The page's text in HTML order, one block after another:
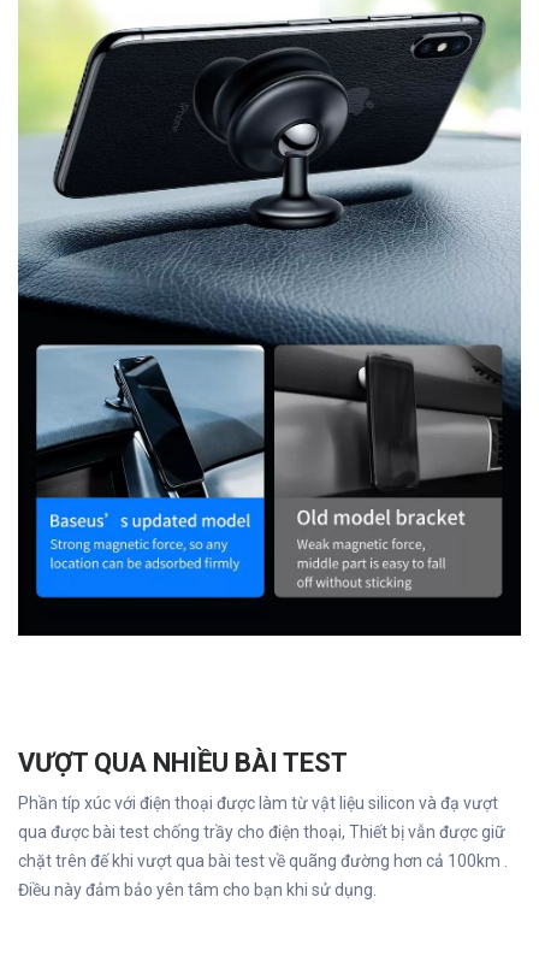
VƯỢT QUA NHIỀU BÀI TEST
Phần típ xúc với điện thoại được làm từ vật liệu silicon và đạ vượt
qua được bài test chống trầy cho điện thoại, Thiết bị vẫn được giữ
chặt trên đế khi vượt qua bài test về quãng đường hơn cả 100km .
Điều này đảm bảo yên tâm cho bạn khi sử dụng.